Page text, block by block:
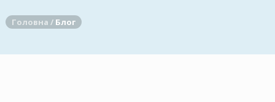
Головна / Блог